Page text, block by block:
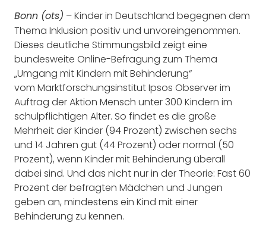
Bonn (ots) – Kinder in Deutschland begegnen dem
Thema Inklusion positiv und unvoreingenommen.
Dieses deutliche Stimmungsbild zeigt eine
bundesweite Online-Befragung zum Thema
„Umgang mit Kindern mit Behinderung“
vom Marktforschungsinstitut Ipsos Observer im
Auftrag der Aktion Mensch unter 300 Kindern im
schulpflichtigen Alter. So findet es die große
Mehrheit der Kinder (94 Prozent) zwischen sechs
und 14 Jahren gut (44 Prozent) oder normal (50
Prozent), wenn Kinder mit Behinderung überall
dabei sind. Und das nicht nur in der Theorie: Fast 60
Prozent der befragten Mädchen und Jungen
geben an, mindestens ein Kind mit einer
Behinderung zu kennen.